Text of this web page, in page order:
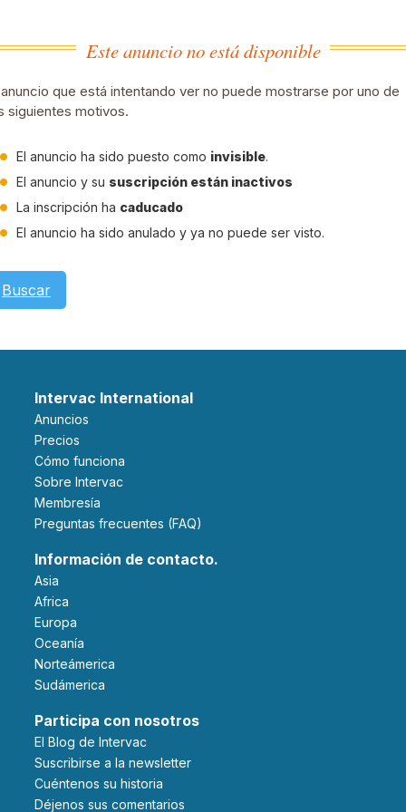
Este anuncio no está disponible
que está intentando ver no puede mostrarse por uno de
siguientes motivos.
El anuncio ha sido puesto como invisible.
El anuncio y su suscripción están inactivos
La inscripción ha caducado
El anuncio ha sido anulado y ya no puede ser visto.
Buscar
Intervac International
Anuncios
Precios
Cómo funciona
Sobre Intervac
Membresía
Preguntas frecuentes (FAQ)
Información de contacto.
Asia
Africa
Europa
Oceanía
Norteámerica
Sudámerica
Participa con nosotros
El Blog de Intervac
Suscribirse a la newsletter
Cuéntenos su historia
Déjenos sus comentarios